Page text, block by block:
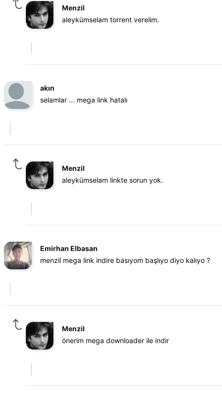
Menzil
aleykümselam torrent verelim.
akın
selamlar ... mega link hatalı
Menzil
aleykümselam linkte sorun yok.
Emirhan Elbasan
menzil mega link indire basıyom başlıyo diyo kalıyo ?
Menzil
önerim mega downloader ile indir